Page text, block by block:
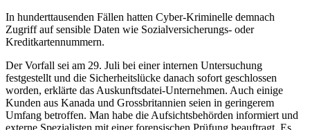
In hunderttausenden Fällen hatten Cyber-Kriminelle demnach
Zugriff auf sensible Daten wie Sozialversicherungs- oder
Kreditkartennummern.
Der Vorfall sei am 29. Juli bei einer internen Untersuchung
festgestellt und die Sicherheitslücke danach sofort geschlossen
worden, erklärte das Auskunftsdatei-Unternehmen. Auch einige
Kunden aus Kanada und Grossbritannien seien in geringerem
Umfang betroffen. Man habe die Aufsichtsbehörden informiert und
externe Spezialisten mit einer forensischen Prüfung beauftragt. Es